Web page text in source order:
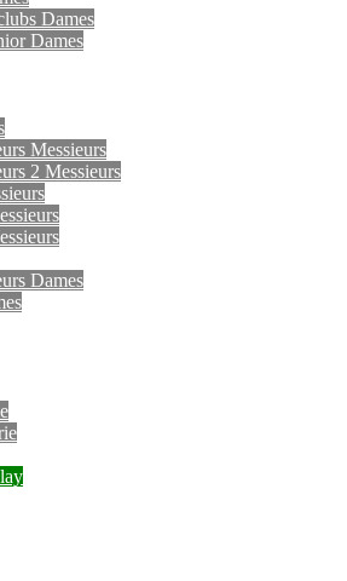
Dames
Dames
Messieurs
2 Messieurs
Dames